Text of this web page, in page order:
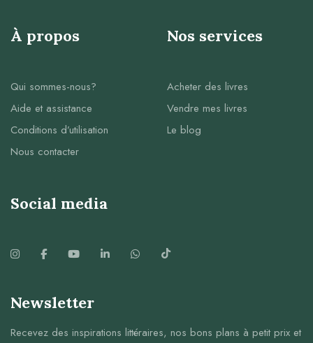
À propos
Qui sommes-nous?
Aide et assistance
Conditions d’utilisation
Nous contacter
Nos services
Acheter des livres
Vendre mes livres
Le blog
Social media
Newsletter
Recevez des inspirations littéraires, nos bons plans à petit prix et